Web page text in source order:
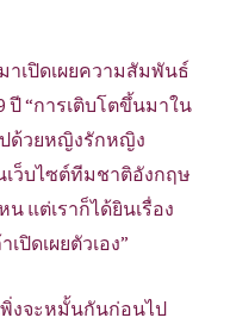
เปิดเผยความสัมพันธ์
ปี “การเติบโตขึ้นมาใน
ด้วยหญิงรักหญิง
ว็บไซต์ทีมชาติอังกฤษ
แต่เราก็ได้ยินเรื่อง
ปิดเผยตัวเอง”
งจะหมั้นกันก่อนไป